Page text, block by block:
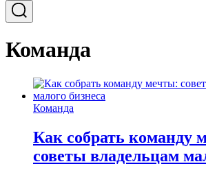
Команда
Команда
Как собрать команду
советы владельцам